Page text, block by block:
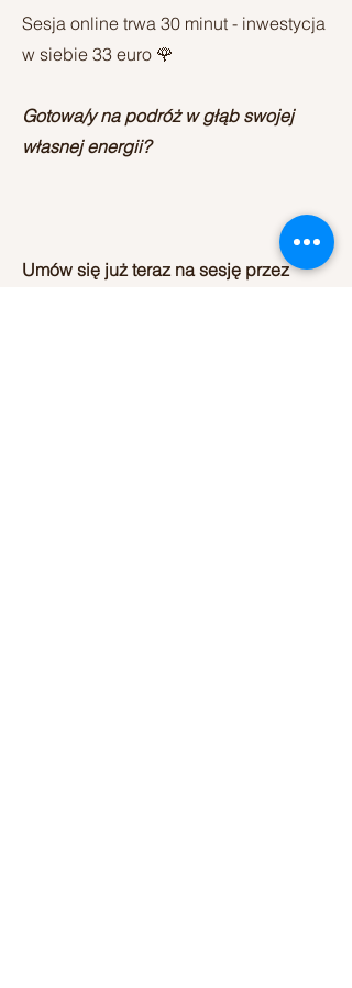
Sesja online trwa 30 minut - inwestycja
w siebie 33 euro 🌹
Gotowa/y na podróż w głąb swojej
własnej energii?
Umów się już teraz na sesję przez